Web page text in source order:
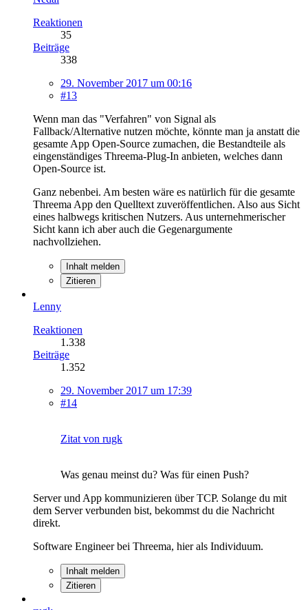
Reaktionen
35
Beiträge
338
29. November 2017 um 00:16
#13
Wenn man das "Verfahren" von Signal als
Fallback/Alternative nutzen möchte, könnte man ja anstatt die
gesamte App Open-Source zumachen, die Bestandteile als
eingenständiges Threema-Plug-In anbieten, welches dann
Open-Source ist.
Ganz nebenbei. Am besten wäre es natürlich für die gesamte
Threema App den Quelltext zuveröffentlichen. Also aus Sicht
eines halbwegs kritischen Nutzers. Aus unternehmerischer
Sicht kann ich aber auch die Gegenargumente
nachvollziehen.
Inhalt melden
Zitieren
Lenny
Reaktionen
1.338
Beiträge
1.352
29. November 2017 um 17:39
#14
Zitat von rugk
Was genau meinst du? Was für einen Push?
Server und App kommunizieren über TCP. Solange du mit
dem Server verbunden bist, bekommst du die Nachricht
direkt.
Software Engineer bei Threema, hier als Individuum.
Inhalt melden
Zitieren